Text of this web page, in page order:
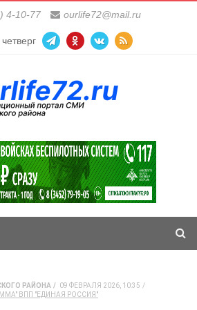
4-10-77 ourlife72@mail.ru
РАЙОНА
09 ФЕВРАЛЯ 2026, 10:35
ВПП "ЕДИНАЯ РОССИЯ"